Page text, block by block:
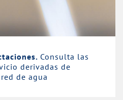
Consulta las
derivadas de
de agua